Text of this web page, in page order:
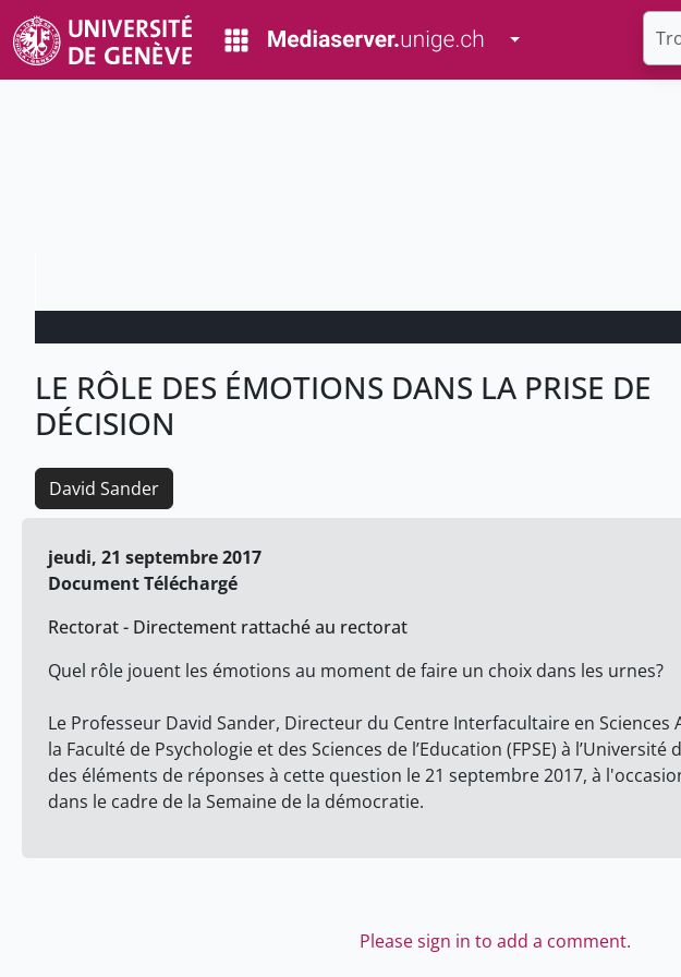
Toggle Dropdown
LE RÔLE DES ÉMOTIONS DANS LA PRISE DE
DÉCISION
David Sander
jeudi, 21 septembre 2017
Document Téléchargé
Rectorat - Directement rattaché au rectorat
Quel rôle jouent les émotions au moment de faire un choix dans les urnes?
Le Professeur David Sander, Directeur du Centre Interfacultaire en Sciences
la Faculté de Psychologie et des Sciences de l’Education (FPSE) à
des éléments de réponses à cette question le 21 septembre 2017, à
dans le cadre de la Semaine de la démocratie.
Please sign in to add a comment.